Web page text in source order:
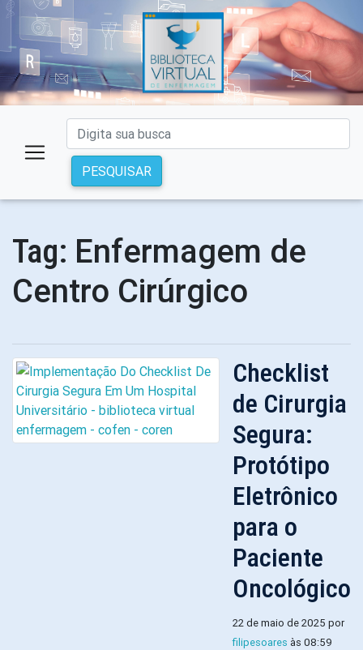
PESQUISAR
Tag: Enfermagem de
Centro Cirúrgico
Checklist
de Cirurgia
Segura:
Protótipo
Eletrônico
para o
Paciente
Oncológico
22 de maio de 2025 por
filipesoares às 08:59